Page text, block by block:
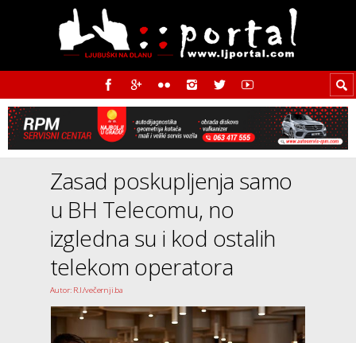
Zasad poskupljenja samo
u BH Telecomu, no
izgledna su i kod ostalih
telekom operatora
Autor: R.I./večernji.ba